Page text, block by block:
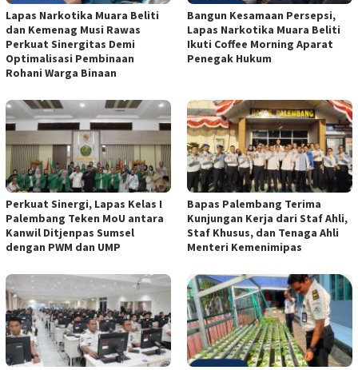
Lapas Narkotika Muara Beliti
dan Kemenag Musi Rawas
Perkuat Sinergitas Demi
Optimalisasi Pembinaan
Rohani Warga Binaan
Bangun Kesamaan Persepsi,
Lapas Narkotika Muara Beliti
Ikuti Coffee Morning Aparat
Penegak Hukum
Perkuat Sinergi, Lapas Kelas I
Palembang Teken MoU antara
Kanwil Ditjenpas Sumsel
dengan PWM dan UMP
Bapas Palembang Terima
Kunjungan Kerja dari Staf Ahli,
Staf Khusus, dan Tenaga Ahli
Menteri Kemenimipas